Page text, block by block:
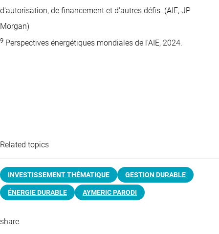
d'autorisation, de financement et d'autres défis. (AIE, JP
Morgan)
9 Perspectives énergétiques mondiales de l'AIE, 2024.
Related topics
INVESTISSEMENT THÉMATIQUE GESTION DURABLE
ÉNERGIE DURABLE AYMERIC PARODI
share